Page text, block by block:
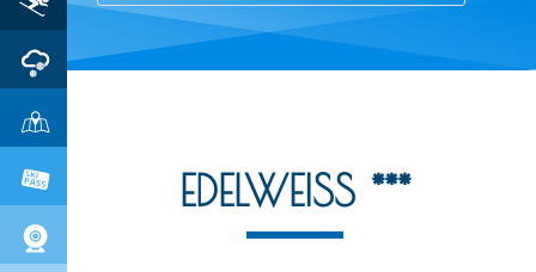
EDELWEISS ***